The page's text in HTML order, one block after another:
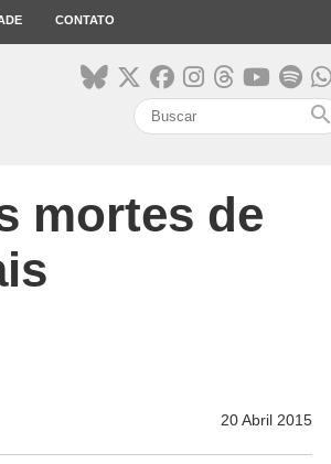
CONTATO
search
mortes de
20 Abril 2015